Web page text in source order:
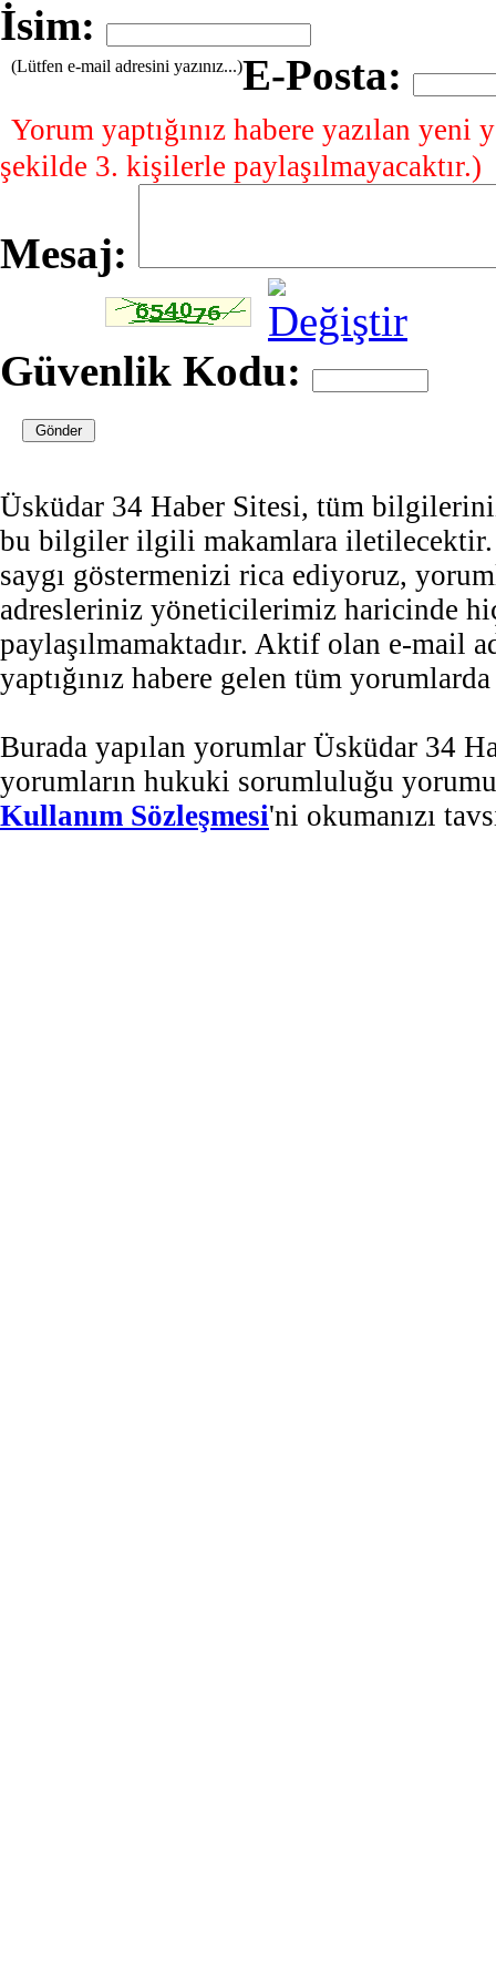
İsim:
E-Posta:
(Lütfen e-mail adresini yazınız...)
Yorum yaptığınız habere yazılan
şekilde 3. kişilerle paylaşılmayacaktır.)
Mesaj:
Güvenlik Kodu:
Üsküdar 34 Haber Sitesi, tüm
bu bilgiler ilgili makamlara iletilecektir.
saygı göstermenizi rica ediyoruz,
adresleriniz yöneticilerimiz haricinde
paylaşılmamaktadır. Aktif olan e-mail
yaptığınız habere gelen tüm
Burada yapılan yorumlar Üsküdar 34
yorumların hukuki sorumluluğu
Kullanım Sözleşmesi'ni okumanızı